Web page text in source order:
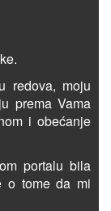
redova, moju
prema Vama
i obećanje
portalu bila
o tome da mi